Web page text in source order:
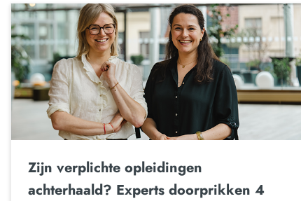
Zijn verplichte opleidingen
achterhaald? Experts doorprikken 4